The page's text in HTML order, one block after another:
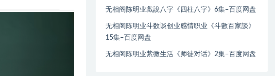
无相阁陈明业戲說八字《四柱八字》6集–百度网盘
无相阁陈明业斗数谈创业感情职业《斗數百家談》
15集–百度网盘
无相阁陈明业紫微生活《师徒对话》2集–百度网盘